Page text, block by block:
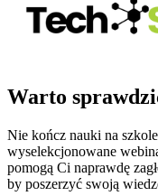
Warto
Nie kończ nauki na
wyselekcjonowane
pomogą Ci naprawdę
by poszerzyć swoją